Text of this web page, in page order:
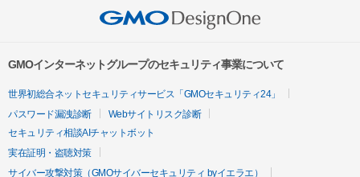
GMOインターネットグループのセキュリティ事業について
世界初総合ネットセキュリティサービス「GMOセキュリティ24」
パスワード漏洩診断
Webサイトリスク診断
セキュリティ相談AIチャットボット
実在証明・盗聴対策
サイバー攻撃対策（GMOサイバーセキュリティ byイエラエ）